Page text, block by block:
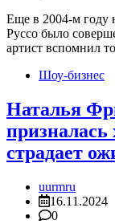
Еще в 2004-м году
Руссо было
артист вспомнил
Шоу-бизнес
Наталья
призналась
страдает
uurmru
16.11.2024
0